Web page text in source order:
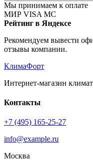
Мы принимаем к оплате
МИР VISA MC
Рейтинг в Яндексе
Рекомендуем вывести
отзывы компании.
КлимаФорт
Интернет-магазин
Контакты
+7 (495) 165-25-27
info@example.ru
Москва